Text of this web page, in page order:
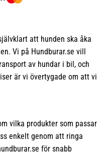
att hunden ska åka
Vi på Hundburar.se vill
av hundar i bil, och
är vi övertygade om att vi
vilka produkter som passar
enkelt genom att ringa
för snabb